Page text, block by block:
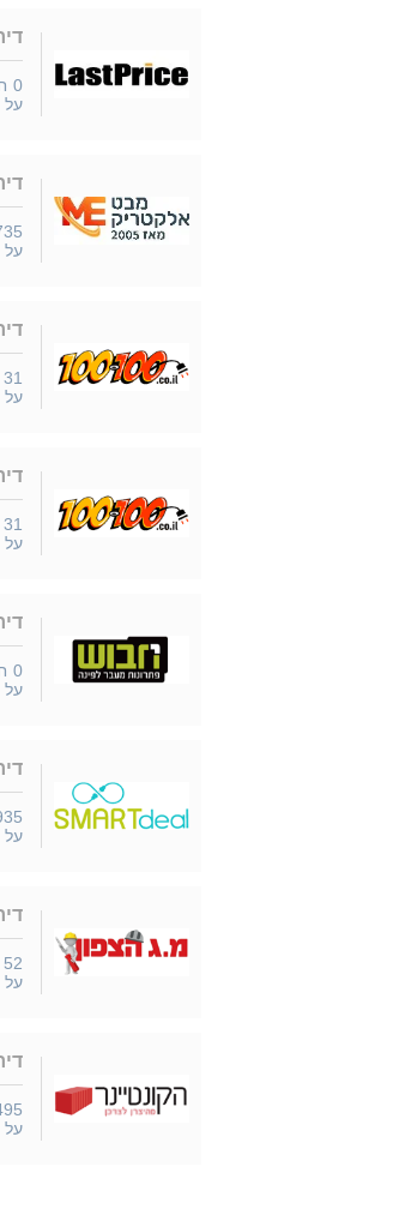
0
על
על
31
על
31
על
0
על
על
52
על
על